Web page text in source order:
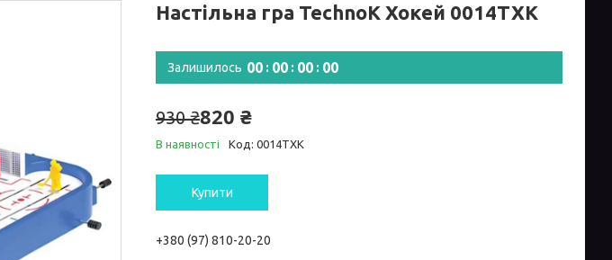
Настільна гра TechnoK Хокей 0014TXK
Залишилось 00 00 00 00
930 ₴820 ₴
В наявності Код: 0014TXK
Купити
+380 (97) 810-20-20